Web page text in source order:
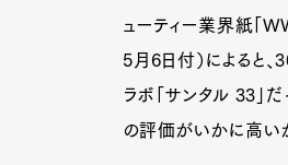
ューティー業界紙「
5月6日付）によると
ラボ「サンタル 33」
の評価がいかに高い